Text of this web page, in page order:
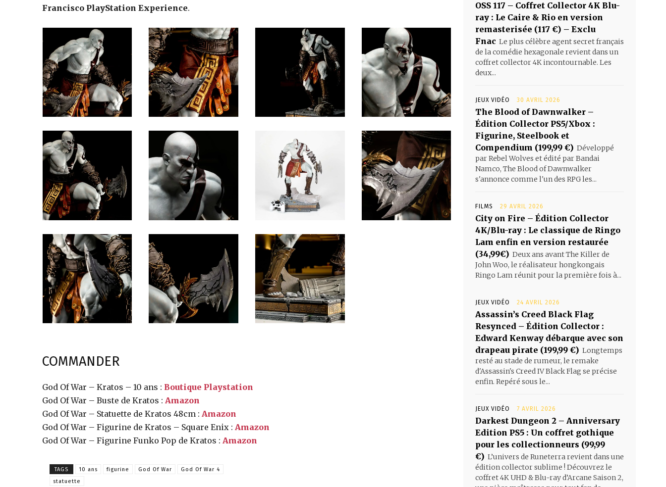
tv,
figurines,
statuettes
Francisco PlayStation Experience.
COMMANDER
God Of War – Kratos – 10 ans : Boutique Playstation
God Of War – Buste de Kratos : Amazon
God Of War – Statuette de Kratos 48cm : Amazon
God Of War – Figurine de Kratos – Square Enix : Amazon
God Of War – Figurine Funko Pop de Kratos : Amazon
TAGS 10 ans figurine God Of War
God Of War 4
statuette
OSS 117 – Coffret Collector 4K Blu-
ray : Le Caire & Rio en version
remasterisée (117 €) – Exclu
Fnac Le plus célèbre agent secret français
de la comédie hexagonale revient dans un
coffret collector 4K incontournable. Les
deux...
JEUX VIDÉO 30 AVRIL 2026
The Blood of Dawnwalker –
Édition Collector PS5/Xbox :
Figurine, Steelbook et
Compendium (199,99 €) Développé
par Rebel Wolves et édité par Bandai
Namco, The Blood of Dawnwalker
s'annonce comme l'un des RPG les...
FILMS 29 AVRIL 2026
City on Fire – Édition Collector
4K/Blu-ray : Le classique de Ringo
Lam enfin en version restaurée
(34,99€) Deux ans avant The Killer de
John Woo, le réalisateur hongkongais
Ringo Lam réunit pour la première fois à...
JEUX VIDÉO 24 AVRIL 2026
Assassin’s Creed Black Flag
Resynced – Édition Collector :
Edward Kenway débarque avec son
drapeau pirate (199,99 €) Longtemps
resté au stade de rumeur, le remake
d'Assassin's Creed IV Black Flag se précise
enfin. Repéré sous le...
JEUX VIDÉO 7 AVRIL 2026
Darkest Dungeon 2 – Anniversary
Edition PS5 : Un coffret gothique
pour les collectionneurs (99,99
€) L’univers de Runeterra revient dans une
édition collector sublime ! Découvrez le
coffret 4K UHD & Blu-ray d’Arcane Saison 2,